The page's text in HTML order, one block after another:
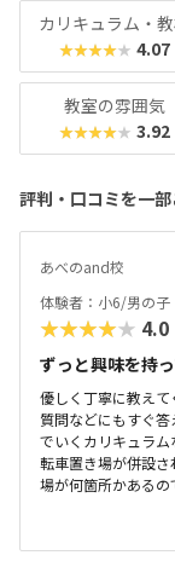
カリキュラム・
★★★★★ 4.07
教室の雰囲気
★★★★★ 3.92
評判・口コミを一
あべのand校
体験者：小6/男の子
★★★★★ 4.0
ずっと興味を持
優しく丁寧に教え
質問などにもすぐ
でいくカリキュラ
転車置き場が併設
場が何箇所かある
明るく綺麗で、一
とおもいました。
通いやすい価格設